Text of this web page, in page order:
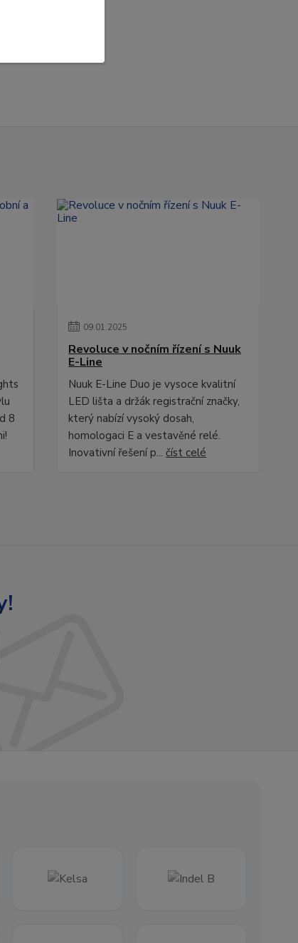
8
09.01.2025
Revoluce v nočním řízení s Nuuk
E-Line
Nuuk E-Line Duo je vysoce kvalitní
LED lišta a držák registrační značky,
který nabízí vysoký dosah,
homologaci E a vestavěné relé.
Inovativní řešení p...číst celé